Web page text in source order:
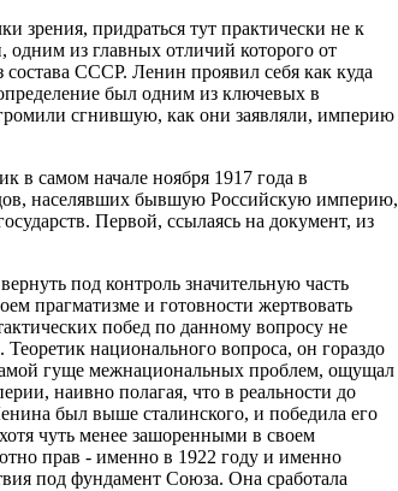
зрения, придраться тут практически не к
из главных отличий которого от
СССР. Ленин проявил себя как куда
был одним из ключевых в
сгнившую, как они заявляли, империю
в самом начале ноября 1917 года в
населявших бывшую Российскую империю,
Первой, ссылаясь на документ, из
под контроль значительную часть
прагматизме и готовности жертвовать
побед по данному вопросу не
национального вопроса, он гораздо
гуще межнациональных проблем, ощущал
наивно полагая, что в реальности до
был выше сталинского, и победила его
чуть менее зашоренными в своем
прав - именно в 1922 году и именно
под фундамент Союза. Она сработала